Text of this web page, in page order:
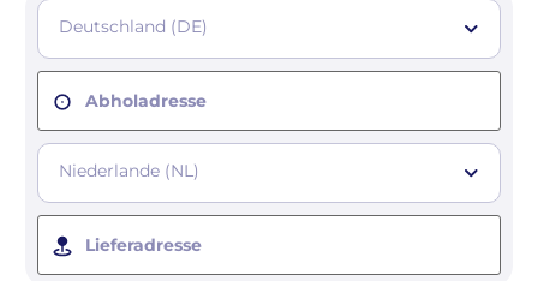
Deutschland (DE)
Abholadresse
Niederlande (NL)
Lieferadresse